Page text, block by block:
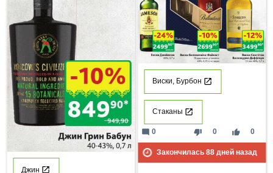
Джин
Виски, Бурбон
Стаканы
thumb_down 0 thumb_up 0
mode_comment 0
Закончилась 88дней назад